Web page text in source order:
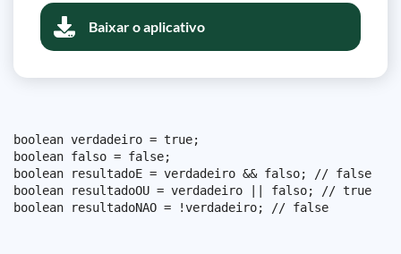
Baixar o aplicativo
boolean verdadeiro = true;
boolean falso = false;
boolean resultadoE = verdadeiro && falso; // false
boolean resultadoOU = verdadeiro || falso; // true